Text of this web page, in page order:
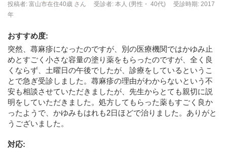
投稿者: 富山市在住40歳 さん
受診者: 本人 (男性・ 40代)
受診時期: 2017
年
おすすめ度:
突然、蕁麻疹になったのですが、別の医療機関ではかゆみ止
めとすごく小さな容量の塗り薬をもらったのですが、全く良
くならず、土曜日の午後でしたが、診療をしているというこ
とで急ぎ受診しました。蕁麻疹の理由がわからないという不
安も相談させていただきましたが、先生からとても親切に説
明をしていただきました。処方してもらった薬もすごく良か
ったようで、かゆみもはれも2日ほどで治りました。ありがと
うございました。
対応: